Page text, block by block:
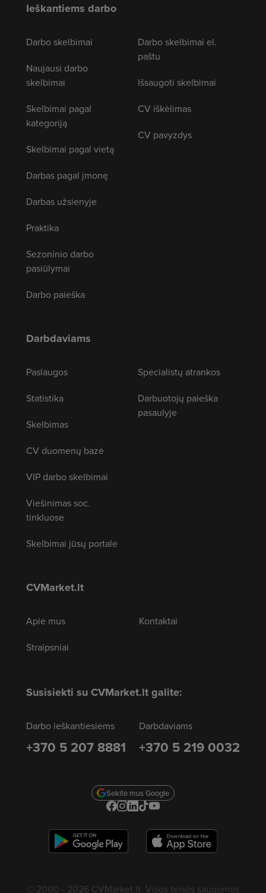
Ieškantiems darbo
Darbo skelbimai
Naujausi darbo
skelbimai
Skelbimai pagal
kategoriją
Skelbimai pagal vietą
Darbas pagal įmonę
Darbas užsienyje
Praktika
Sezoninio darbo
pasiūlymai
Darbo paieška
Darbo skelbimai el.
paštu
Išsaugoti skelbimai
CV iškėlimas
CV pavyzdys
Darbdaviams
Paslaugos
Statistika
Skelbimas
CV duomenų bazė
VIP darbo skelbimai
Viešinimas soc.
tinkluose
Skelbimai jūsų portale
Specialistų atrankos
Darbuotojų paieška
pasaulyje
CVMarket.lt
Apie mus
Straipsniai
Kontaktai
Susisiekti su CVMarket.lt galite:
Darbo ieškantiesiems
+370 5 207 8881
Darbdaviams
+370 5 219 0032
Sekite mus Google
© 2000 - 2026 CVMarket.lt. Visos teisės saugomos